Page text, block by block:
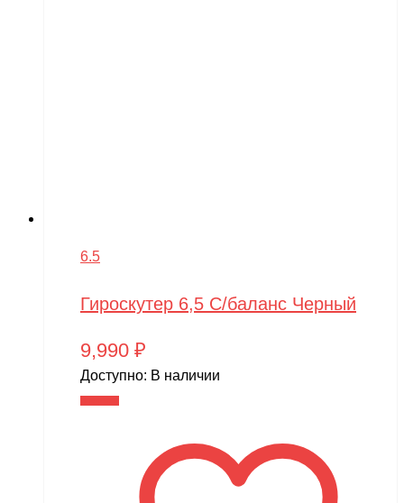
6.5
Гироскутер 6,5 С/баланс Черный
9,990 ₽
Доступно: В наличии